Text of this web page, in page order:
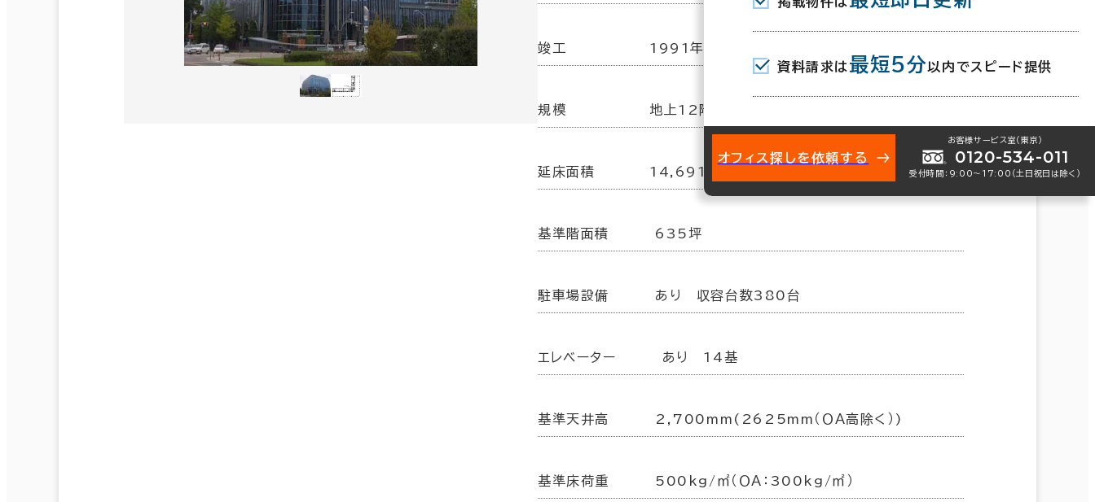
竣工 1991年10月
規模 地上12階／地下2階建
延床面積 14,691坪
基準階面積 635坪
駐車場設備 あり 収容台数380台
エレベーター あり 14基
基準天井高 2,700mm(2625mm（ＯＡ高除く）)
基準床荷重 500kg/㎡（ＯＡ：300kg/㎡）
資料請求は 最短5分 以内でスピード提供
オフィス探しを依頼する
お客様サービス室（東京）
0120-534-011
受付時間：9:00〜17:00（土日祝日は除く）